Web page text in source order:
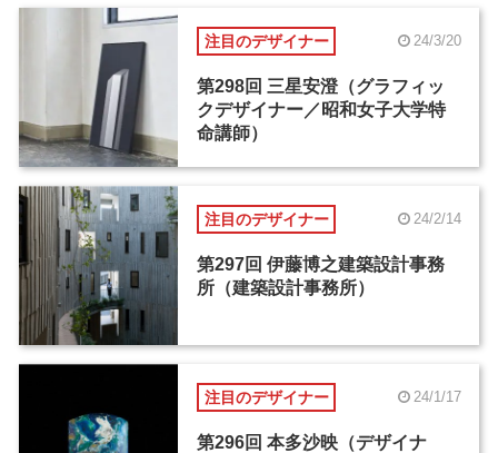
注目のデザイナー 24/3/20
第298回 三星安澄（グラフィッ
クデザイナー／昭和女子大学特
命講師）
注目のデザイナー 24/2/14
第297回 伊藤博之建築設計事務
所（建築設計事務所）
注目のデザイナー 24/1/17
第296回 本多沙映（デザイナ